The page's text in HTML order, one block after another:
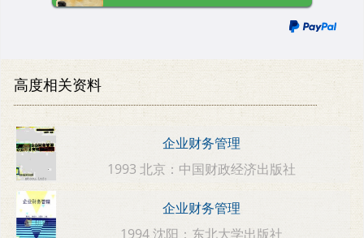
高度相关资料
企业财务管理
1993 北京：中国财政经济出版社
企业财务管理
1994 沈阳：东北大学出版社